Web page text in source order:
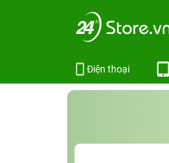
Điện thoại
Trang chủ